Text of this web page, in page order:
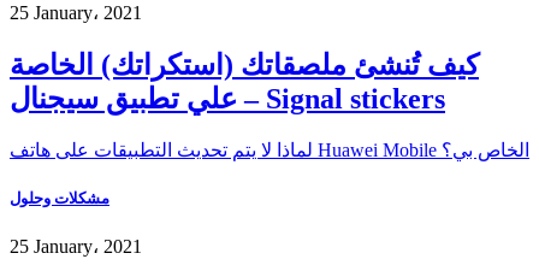
25 January، 2021
كيف تُنشئ ملصقاتك (استكراتك) الخاصة
علي تطبيق سيجنال – Signal stickers
لماذا لا يتم تحديث التطبيقات على هاتف Huawei Mobile الخاص بي؟
مشكلات وحلول
25 January، 2021